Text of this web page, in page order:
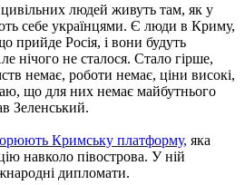
людей живуть там, як у
себе українцями. Є люди в Криму,
прийде Росія, і вони будуть
нічого не сталося. Стало гірше,
немає, роботи немає, ціни високі,
що для них немає майбутнього
Зеленський.
Кримську платформу, яка
навколо півострова. У ній
дипломати.